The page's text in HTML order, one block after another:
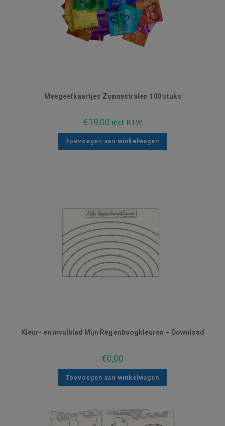
Meegeefkaartjes Zonnestralen 100 stuks
€19,00 incl. BTW
Toevoegen aan winkelwagen
Kleur- en invulblad Mijn Regenboogkleuren – Download
€0,00
Toevoegen aan winkelwagen